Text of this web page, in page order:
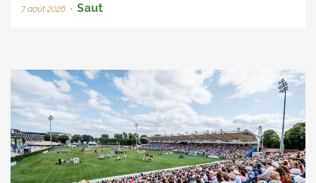
7 août 2026 • Saut